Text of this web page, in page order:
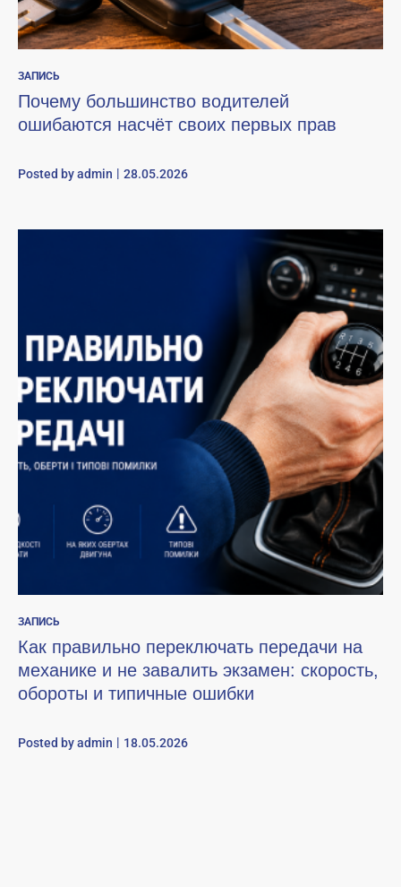
ЗАПИСЬ
Почему большинство водителей
ошибаются насчёт своих первых прав
Posted byadmin 28.05.2026
ЗАПИСЬ
Как правильно переключать передачи на
механике и не завалить экзамен: скорость,
обороты и типичные ошибки
Posted byadmin 18.05.2026